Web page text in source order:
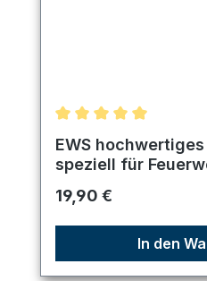
Durchschnittliche
EWS
speziell für
Regulärer Preis:
19,90 €
In den